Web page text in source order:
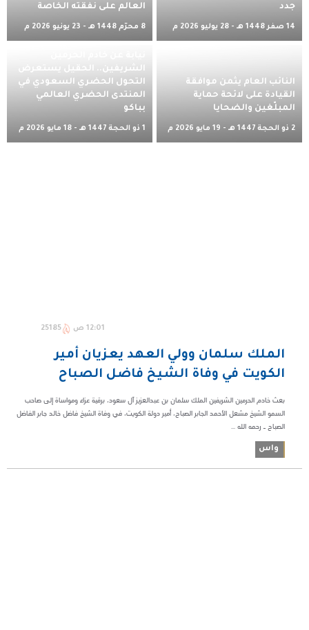
جدد
14 صفر 1448 هـ - 28 يوليو 2026 م
العالم على نفقته الخاصة
8 محرّم 1448 هـ - 23 يونيو 2026 م
النائب العام يثمن موافقة
القيادة على لائحة حماية
المبلّغين والضحايا
2 ذو الحجة 1447 هـ - 19 مايو 2026 م
الشريفين.. الحقيل يستعرض
التحول الحضري السعودي في
المنتدى الحضري العالمي
بباكو
1 ذو الحجة 1447 هـ - 18 مايو 2026 م
12:01 ص 25185
الملك سلمان وولي العهد يعزيان أمير
الكويت في وفاة الشيخ فاضل الصباح
بعث خادم الحرمين الشريفين الملك سلمان بن عبدالعزيز آل سعود، برقية عزاء ومواساة إلى صاحب
السمو الشيخ مشعل الأحمد الجابر الصباح، أمير دولة الكويت، في وفاة الشيخ فاضل خالد جابر الفاضل
الصباح ـ رحمه الله ...
واس